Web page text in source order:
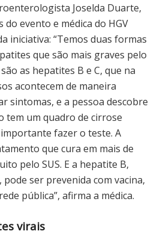
Joselda Duarte,
evento e médica do HGV
iniciativa: “Temos duas formas
que são mais graves pelo
as hepatites B e C, que na
acontecem de maneira
sintomas, e a pessoa descobre
tem um quadro de cirrose
fazer o teste. A
que cura em mais de
pelo SUS. E a hepatite B,
ser prevenida com vacina,
pública”, afirma a médica.
virais